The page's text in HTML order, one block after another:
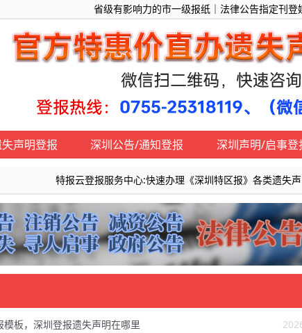
省级有影响力的市一级报纸｜法律公告指定刊登
声明登报 深圳公告/通知登报 深圳声明/启事登
特报云登报服务中心:快速办理《深圳特区报》各类遗失声明
模板，深圳登报遗失声明在哪里